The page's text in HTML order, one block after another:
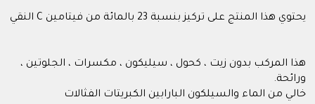
يحتوي هذا المنتج على تركيز بنسبة 23 بالمائة من فيتامين C النقي
هذا المركب بدون زيت ، كحول ، سيليكون ، مكسرات ، الجلوتين ،
ورائحة.
خالي من الماء والسيلكون البارابين الكبريتات الفثالات